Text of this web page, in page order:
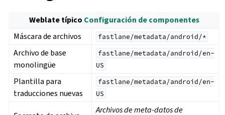
Weblate típico Configuración de componentes
Máscara de archivos
fastlane/metadata/android/*
Archivo de base
monolingüe
fastlane/metadata/android/en-
US
Plantilla para
traducciones nuevas
fastlane/metadata/android/en-
US
Archivos de meta-datos de